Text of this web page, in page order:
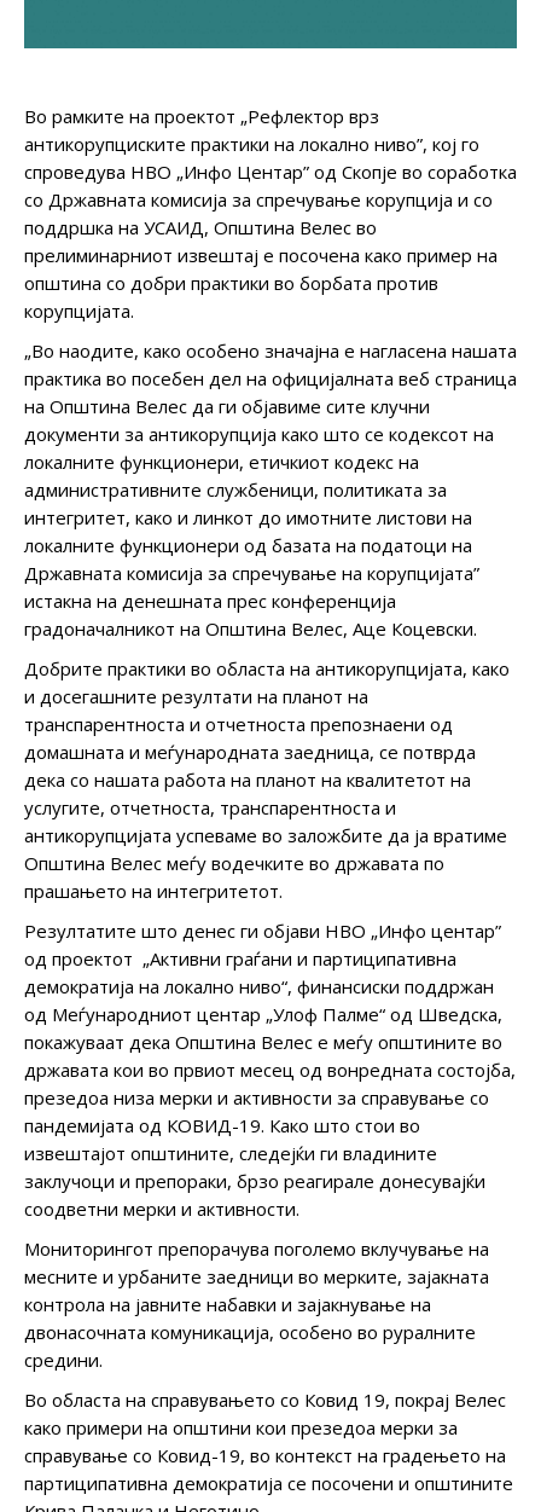
Во рамките на проектот „Рефлектор врз
антикорупциските практики на локално ниво”, кој го
спроведува НВО „Инфо Центар” од Скопје во соработка
со Државната комисија за спречување корупција и со
поддршка на УСАИД, Општина Велес во
прелиминарниот извештај е посочена како пример на
општина со добри практики во борбата против
корупцијата.
„Во наодите, како особено значајна е нагласена нашата
практика во посебен дел на официјалната веб страница
на Општина Велес да ги објавиме сите клучни
документи за антикорупција како што се кодексот на
локалните функционери, етичкиот кодекс на
административните службеници, политиката за
интегритет, како и линкот до имотните листови на
локалните функционери од базата на податоци на
Државната комисија за спречување на корупцијата”
истакна на денешната прес конференција
градоначалникот на Општина Велес, Аце Коцевски.
Добрите практики во областа на антикорупцијата, како
и досегашните резултати на планот на
транспарентноста и отчетноста препознаени од
домашната и меѓународната заедница, се потврда
дека со нашата работа на планот на квалитетот на
услугите, отчетноста, транспарентноста и
антикорупцијата успеваме во заложбите да ја вратиме
Општина Велес меѓу водечките во државата по
прашањето на интегритетот.
Резултатите што денес ги објави НВО „Инфо центар”
од проектот „Активни граѓани и партиципативна
демократија на локално ниво“, финансиски поддржан
од Меѓународниот центар „Улоф Палме“ од Шведска,
покажуваат дека Општина Велес е меѓу општините во
државата кои во првиот месец од вонредната состојба,
презедоа низа мерки и активности за справување со
пандемијата од КОВИД-19. Како што стои во
извештајот општините, следејќи ги владините
заклучоци и препораки, брзо реагирале донесувајќи
соодветни мерки и активности.
Мониторингот препорачува поголемо вклучување на
месните и урбаните заедници во мерките, зајакната
контрола на јавните набавки и зајакнување на
двонасочната комуникација, особено во руралните
средини.
Во областа на справувањето со Ковид 19, покрај Велес
како примери на општини кои презедоа мерки за
справување со Ковид-19, во контекст на градењето на
партиципативна демократија се посочени и општините